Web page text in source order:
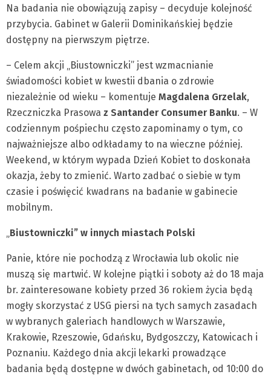
Na badania nie obowiązują zapisy – decyduje kolejność
przybycia. Gabinet w Galerii Dominikańskiej będzie
dostępny na pierwszym piętrze.
– Celem akcji „Biustowniczki” jest wzmacnianie
świadomości kobiet w kwestii dbania o zdrowie
niezależnie od wieku – komentuje Magdalena Grzelak,
Rzeczniczka Prasowa z Santander Consumer Banku. – W
codziennym pośpiechu często zapominamy o tym, co
najważniejsze albo odkładamy to na wieczne później.
Weekend, w którym wypada Dzień Kobiet to doskonała
okazja, żeby to zmienić. Warto zadbać o siebie w tym
czasie i poświęcić kwadrans na badanie w gabinecie
mobilnym.
Biustowniczki” w innych miastach Polski
Panie, które nie pochodzą z Wrocławia lub okolic nie
muszą się martwić. W kolejne piątki i soboty aż do 18 maja
br. zainteresowane kobiety przed 36 rokiem życia będą
mogły skorzystać z USG piersi na tych samych zasadach
w wybranych galeriach handlowych w Warszawie,
Krakowie, Rzeszowie, Gdańsku, Bydgoszczy, Katowicach i
Poznaniu. Każdego dnia akcji lekarki prowadzące
badania będą dostępne w dwóch gabinetach, od 10:00 do